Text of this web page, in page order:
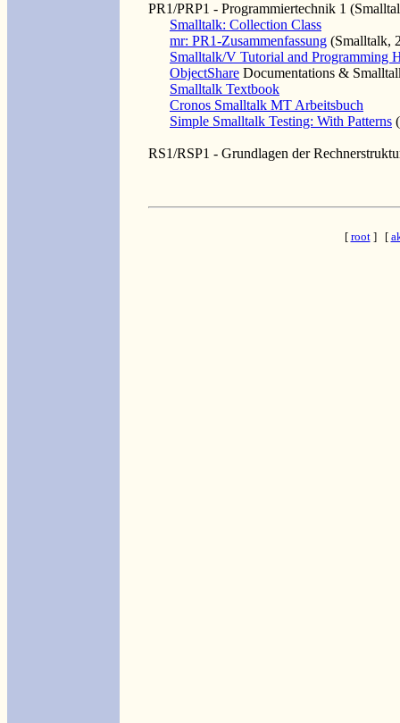
PR1/PRP1 - Programmiertechnik 1
Smalltalk: Collection Class
mr: PR1-Zusammenfassung (Smalltalk,
Smalltalk/V Tutorial and Programming
ObjectShare Documentations &
Smalltalk Textbook
Cronos Smalltalk MT Arbeitsbuch
Simple Smalltalk Testing: With Patterns
RS1/RSP1 - Grundlagen der
[ root] [